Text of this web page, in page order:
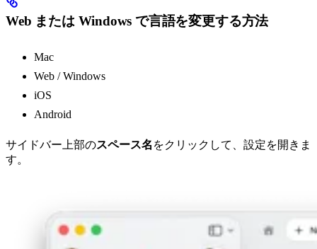
Web または Windows で言語を変更する方法
Mac
Web / Windows
iOS
Android
サイドバー上部のスペース名 をクリックして、設定を開きま
す。